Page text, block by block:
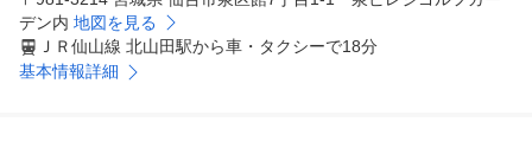
デン内 地図を見る
ＪＲ仙山線 北山田駅から車・タクシーで18分
基本情報詳細